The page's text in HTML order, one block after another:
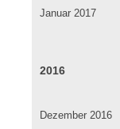
Januar 2017
2016
Dezember 2016